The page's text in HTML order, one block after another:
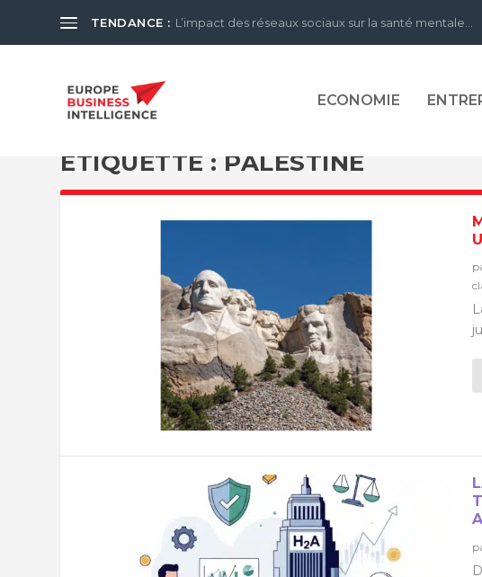
TENDANCE : L’impact des réseaux sociaux sur la santé mentale...
ECONOMIE
ÉTIQUETTE : PALESTINE